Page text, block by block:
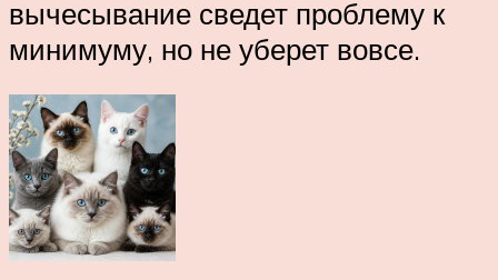
вычесывание сведет проблему к
минимуму, но не уберет вовсе.